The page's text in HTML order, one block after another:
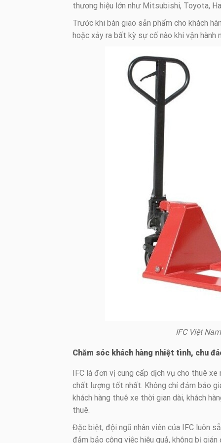
thương hiệu lớn như Mitsubishi, Toyota,
Trước khi bàn giao sản phẩm cho khách
hoặc xảy ra bất kỳ sự cố nào khi vận
IFC Việt
Chăm sóc khách hàng nhiệt tình, chu
IFC là đơn vị cung cấp dịch vụ cho thuê
chất lượng tốt nhất. Không chỉ đảm bảo
khách hàng thuê xe thời gian dài, khách
thuê.
Đặc biệt, đội ngũ nhân viên của IFC luôn
đảm bảo công việc hiệu quả, không bị gián